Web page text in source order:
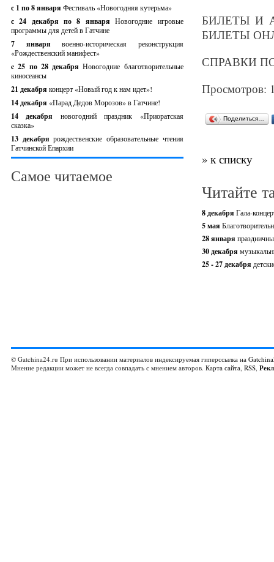
с 1 по 8 января Фестиваль «Новогодняя кутерьма»
с 24 декабря по 8 январяНовогодние игровые
программы для детей в Гатчине
7 январявоенно-историческая реконструкция
«Рождественский манифест»
c 25 по 28 декабряНовогодние благотворительные
киносеансы
21 декабря концерт «Новый год к нам идет»!
14 декабря «Парад Дедов Морозов» в Гатчине!
14 декабря новогодний праздник «Приоратская
сказка»
13 декабрярождественские образовательные чтения
Гатчинской Епархии
Самое читаемое
БИЛЕТЫ И
БИЛЕТЫ
СПРАВКИ ПО
Просмотров:
Поделиться…
» к списку
Читайте
8 декабря Гала-
5 мая
28 января
30 декабря
25 - 27 декабря
© Gatchina24.ru При использовании материалов индексируемая гиперссылка на
Мнение редакции может не всегда совпадать с мнением авторов. Карта сайта, RSS,